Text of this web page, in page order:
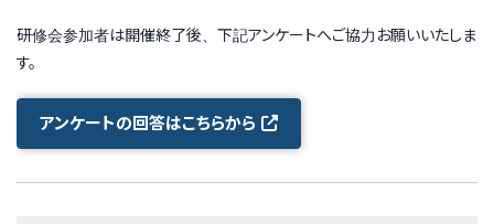
研修会参加者は開催終了後、下記アンケートへご協力お願いいたしま
す。
アンケートの回答はこちらから